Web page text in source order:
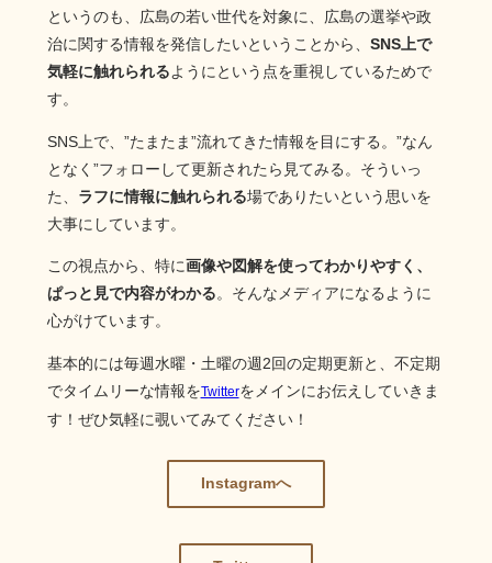
というのも、広島の若い世代を対象に、広島の選挙や政
治に関する情報を発信したいということから、 SNS上で
気軽に触れられるようにという点を重視しているためで
す。
SNS上で、”たまたま”流れてきた情報を目にする。”なん
となく”フォローして更新されたら見てみる。そういっ
た、 ラフに情報に触れられる場でありたいという思いを
大事にしています。
この視点から、特に画像や図解を使ってわかりやすく、
ぱっと見で内容がわかる。そんなメディアになるように
心がけています。
基本的には毎週水曜・土曜の週2回の定期更新と、不定期
でタイムリーな情報をTwitterをメインにお伝えしていきま
す！ぜひ気軽に覗いてみてください！
Instagramへ